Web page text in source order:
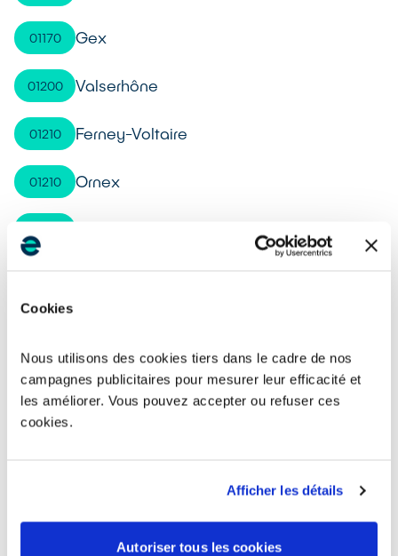
Cookies
Nous utilisons des cookies tiers dans le cadre de nos
campagnes publicitaires pour mesurer leur efficacité et
les améliorer. Vous pouvez accepter ou refuser ces
cookies.
Afficher les détails
Autoriser tous les cookies
01170 Gex
01200 Valserhône
01210 Ferney-Voltaire
01210 Ornex
01300 Belley
01330
Culoz